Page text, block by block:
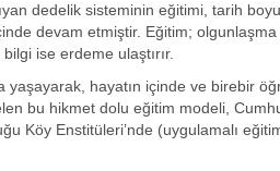
dedelik sisteminin eğitimi, tarih
devam etmiştir. Eğitim;
ise erdeme ulaştırır.
hayatın içinde ve birebir
bu hikmet dolu eğitim modeli,
Köy Enstitüleri’nde (uygulamalı